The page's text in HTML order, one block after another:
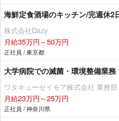
海鮮定食酒場のキッチン/完週休2
株式会社Dazy
月給35万円～50万円
正社員 / 東京都
大学病院での滅菌・環境整備業務
ワタキューセイモア株式会社 業務部
月給23万円～25万円
正社員 / 神奈川県